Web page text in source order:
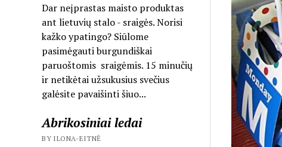
Dar neįprastas maisto produktas
ant lietuvių stalo - sraigės. Norisi
kažko ypatingo? Siūlome
pasimėgauti burgundiškai
paruoštomis sraigėmis. 15 minučių
ir netikėtai užsukusius svečius
galėsite pavaišinti šiuo...
Abrikosiniai ledai
BY ILONA-EITNĖ